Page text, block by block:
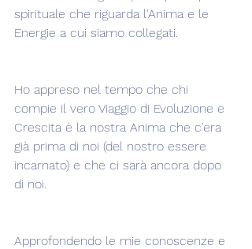
spirituale che riguarda l'Anima e le
Energie a cui siamo collegati.
Ho appreso nel tempo che chi
compie il vero Viaggio di Evoluzione e
Crescita è la nostra Anima che c'era
già prima di noi (del nostro essere
incarnato) e che ci sarà ancora dopo
di noi.
Approfondendo le mie conoscenze e